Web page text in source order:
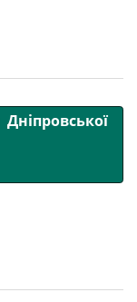
Дніпровської